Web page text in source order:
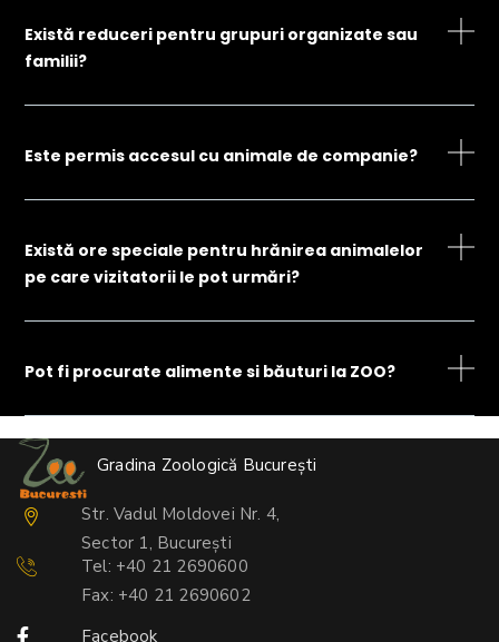
Există reduceri pentru grupuri organizate sau
familii?
Este permis accesul cu animale de companie?
Există ore speciale pentru hrănirea animalelor
pe care vizitatorii le pot urmări?
Pot fi procurate alimente si băuturi la ZOO?
Gradina Zoologică București
Str. Vadul Moldovei Nr. 4,
Sector 1, București
Tel: +40 21 2690600
Fax: +40 21 2690602
Facebook